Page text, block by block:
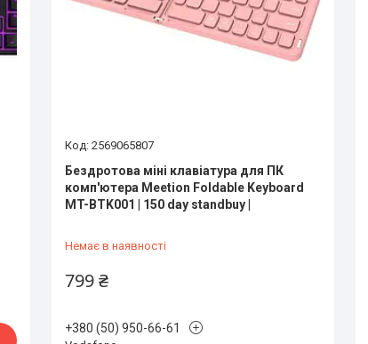
2569065807
Бездротова міні клавіатура для ПК
комп'ютера Meetion Foldable Keyboard
MT-BTK001 | 150 day standbuy |
Немає в наявності
799 ₴
+380 (50) 950-66-61